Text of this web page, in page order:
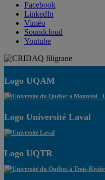
Facebook
LinkedIn
Viméo
Soundcloud
Youtube
Logo UQAM
Logo Université Laval
Logo UQTR